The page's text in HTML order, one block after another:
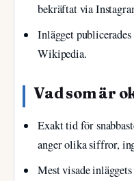
bekräftat via
Inlägget
Wikipedia.
Vad som är
Exakt tid för
anger olika siffror,
Mest visade